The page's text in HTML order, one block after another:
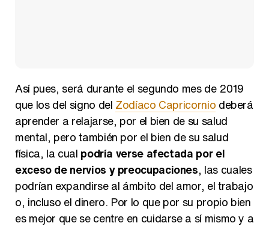
Así pues, será durante el segundo mes de 2019
que los del signo del Zodíaco Capricornio deberá
aprender a relajarse, por el bien de su salud
mental, pero también por el bien de su salud
física, la cual podría verse afectada por el
exceso de nervios y preocupaciones, las cuales
podrían expandirse al ámbito del amor, el trabajo
o, incluso el dinero. Por lo que por su propio bien
es mejor que se centre en cuidarse a sí mismo y a